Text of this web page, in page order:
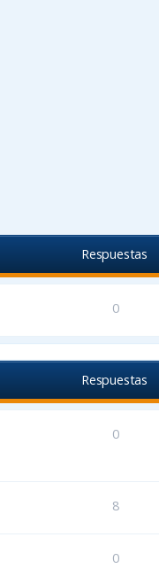
Respuestas
0
Respuestas
0
8
0